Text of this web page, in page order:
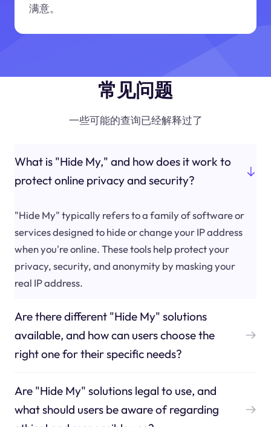
满意。
常见问题
一些可能的查询已经解释过了
What is "Hide My," and how does it work to
protect online privacy and security?
"Hide My" typically refers to a family of software or
services designed to hide or change your IP address
when you're online. These tools help protect your
privacy, security, and anonymity by masking your
real IP address.
Are there different "Hide My" solutions
available, and how can users choose the
right one for their specific needs?
Are "Hide My" solutions legal to use, and
what should users be aware of regarding